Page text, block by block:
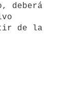
deberá
de la